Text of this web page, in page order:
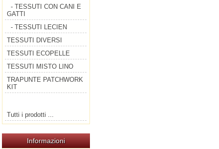
- TESSUTI CON CANI E
GATTI
- TESSUTI LECIEN
TESSUTI DIVERSI
TESSUTI ECOPELLE
TESSUTI MISTO LINO
TRAPUNTE PATCHWORK
KIT
Tutti i prodotti ...
Informazioni